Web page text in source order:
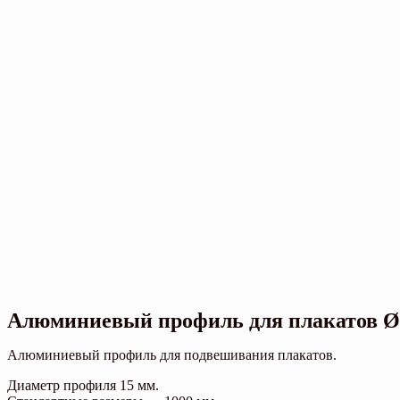
Алюминиевый профиль для плакатов
Алюминиевый профиль для подвешивания плакатов.
Диаметр профиля 15 мм.